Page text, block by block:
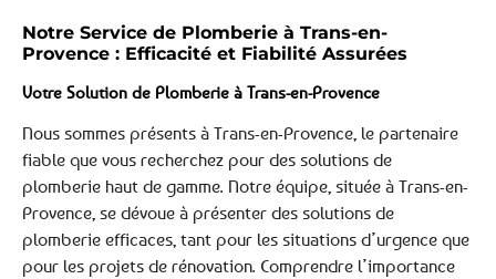
Notre Service de Plomberie à Trans-en-
Provence : Efficacité et Fiabilité Assurées
Votre Solution de Plomberie à Trans-en-Provence
Nous sommes présents à Trans-en-Provence, le partenaire
fiable que vous recherchez pour des solutions de
plomberie haut de gamme. Notre équipe, située à Trans-en-
Provence, se dévoue à présenter des solutions de
plomberie efficaces, tant pour les situations d’urgence que
pour les projets de rénovation. Comprendre l’importance